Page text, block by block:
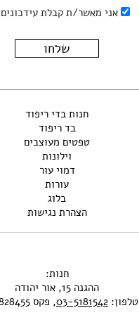
אני מאשר/ת קבלת
חנות בדי ריפוד
בד ריפוד
טפטים מעוצבים
וילונות
דמוי עור
עורות
בלוג
הצהרת נגישות
חנות:
ההגנה 15, אור יהודה
טלפון: 03-5181542, פקס 03-6828455